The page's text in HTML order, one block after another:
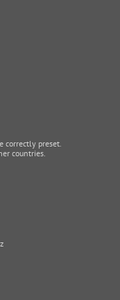
correctly preset.
countries.